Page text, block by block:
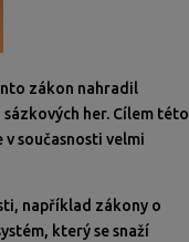
zákon nahradil
her. Cílem této
současnosti velmi
například zákony o
který se snaží